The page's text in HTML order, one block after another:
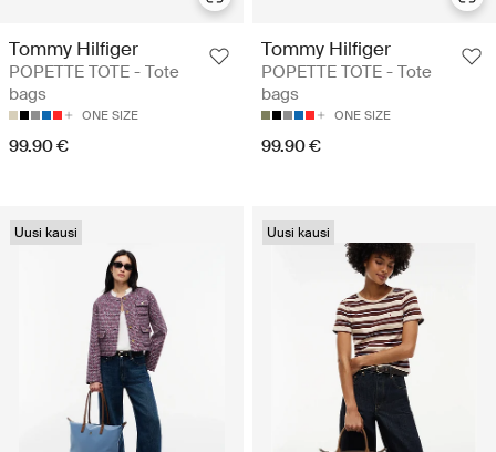
Tommy Hilfiger
POPETTE TOTE - Tote
bags
ONE SIZE
99.90 €
Tommy Hilfiger
POPETTE TOTE - Tote
bags
ONE SIZE
99.90 €
Uusi kausi Uusi kausi